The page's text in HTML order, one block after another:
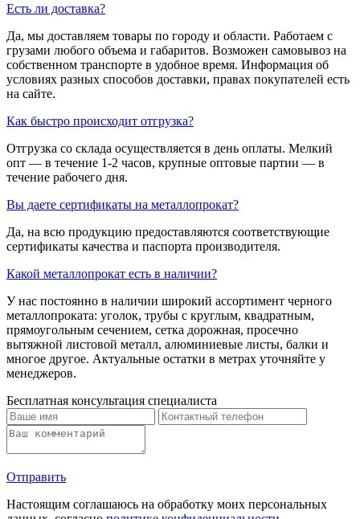
Есть ли доставка?
Да, мы доставляем товары по городу и области. Работаем с
грузами любого объема и габаритов. Возможен самовывоз на
собственном транспорте в удобное время. Информация об
условиях разных способов доставки, правах покупателей есть
на сайте.
Как быстро происходит отгрузка?
Отгрузка со склада осуществляется в день оплаты. Мелкий
опт — в течение 1-2 часов, крупные оптовые партии — в
течение рабочего дня.
Вы даете сертификаты на металлопрокат?
Да, на всю продукцию предоставляются соответствующие
сертификаты качества и паспорта производителя.
Какой металлопрокат есть в наличии?
У нас постоянно в наличии широкий ассортимент черного
металлопроката: уголок, трубы с круглым, квадратным,
прямоугольным сечением, сетка дорожная, просечно
вытяжной листовой металл, алюминиевые листы, балки и
многое другое. Актуальные остатки в метрах уточняйте у
менеджеров.
Бесплатная консультация специалиста
Отправить
Настоящим соглашаюсь на обработку моих персональных